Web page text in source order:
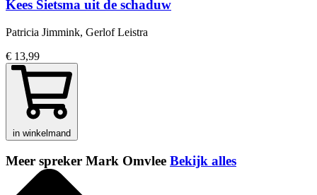
Kees Sietsma uit de schaduw
Patricia Jimmink, Gerlof Leistra
€ 13,99
in winkelmand
Meer spreker Mark Omvlee Bekijk alles